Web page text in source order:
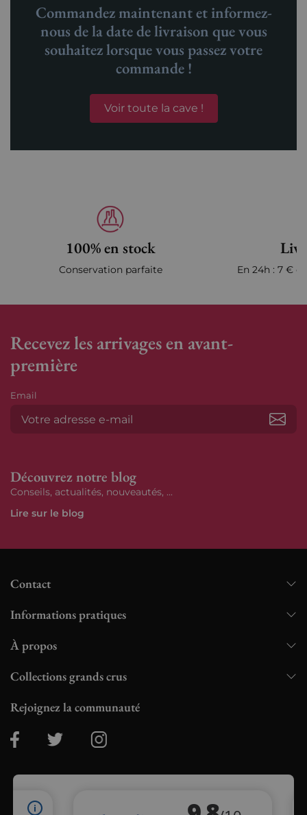
Commandez maintenant et informez-
nous de la date de livraison que vous
souhaitez lorsque vous passez votre
commande !
Voir toute la cave !
100% en stock
Conservation parfaite En 24h : 7 €
Recevez les arrivages en avant-
première
Email
Découvrez notre blog
Conseils, actualités, nouveautés, ...
Lire sur le blog
Contact
Informations pratiques
À propos
Collections grands crus
Rejoignez la communauté